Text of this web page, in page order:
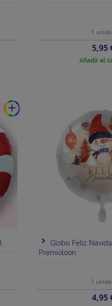
1
5,95
Añadir al
add
Globo Feliz
Premioloon
1
4,95